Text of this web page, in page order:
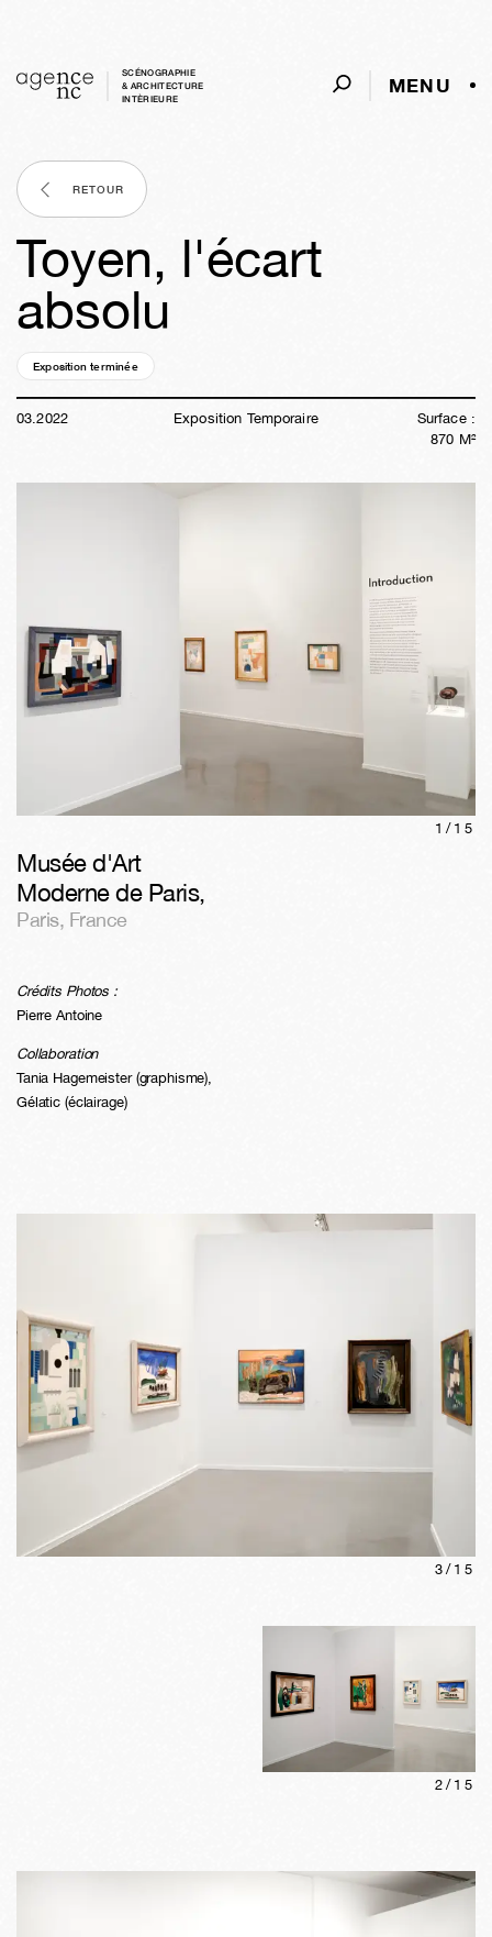
SCÉNOGRAPHIE
& ARCHITECTURE
INTÈRIEURE
MENU
RETOUR
Toyen, l'écart
absolu
Exposition terminée
03.2022 Exposition Temporaire
Surface :
870 M²
1/ 15
Musée d'Art
Moderne de Paris,
Paris, France
Crédits Photos :
Pierre Antoine
Collaboration
Tania Hagemeister (graphisme),
Gélatic (éclairage)
3/ 15
2/ 15